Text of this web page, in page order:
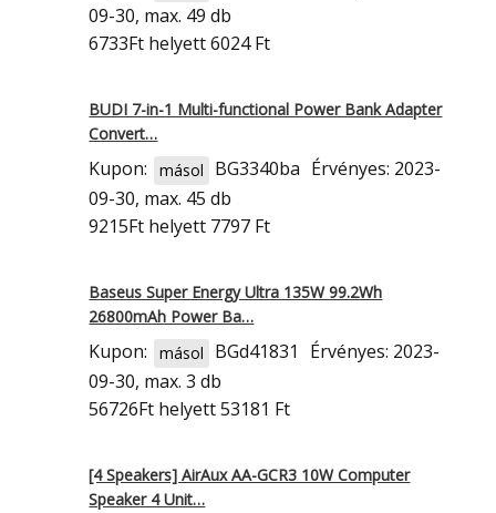
09-30, max. 49 db
6733Ft helyett 6024 Ft
BUDI 7-in-1 Multi-functional Power Bank Adapter
Convert…
Kupon: másol BG3340ba Érvényes: 2023-
09-30, max. 45 db
9215Ft helyett 7797 Ft
Baseus Super Energy Ultra 135W 99.2Wh
26800mAh Power Ba…
Kupon: másol BGd41831
Érvényes: 2023-
09-30, max. 3 db
56726Ft helyett 53181 Ft
[4 Speakers] AirAux AA-GCR3 10W Computer
Speaker 4 Unit…